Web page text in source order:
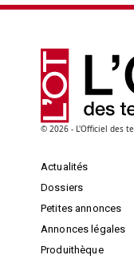
© 2026 - L'Officiel des
Actualités
Dossiers
Petites annonces
Annonces légales
Produithèque